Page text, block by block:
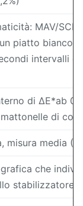
MAV/SCI,
piatto bianco
intervalli
di ΔE*ab
di
misura media
che
stabilizzatore